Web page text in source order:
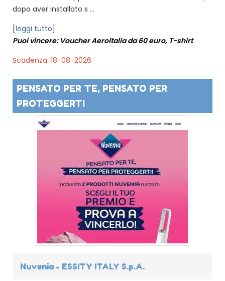
dopo aver installato s ...
[leggi tutto]
Puoi vincere: Voucher Aeroitalia da 60 euro, T-shirt
Scadenza: 18-08-2026
PENSATO PER TE, PENSATO PER
PROTEGGERTI
Nuvenia - ESSITY ITALY S.p.A.